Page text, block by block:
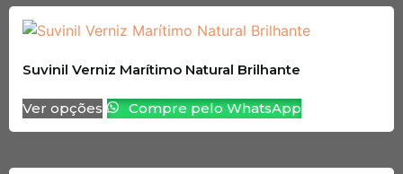
Suvinil Verniz Marítimo Natural Brilhante
Ver opções Compre pelo WhatsApp